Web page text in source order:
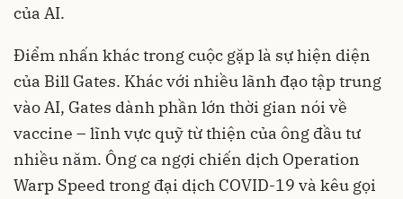
của AI.
Điểm nhấn khác trong cuộc gặp là sự hiện diện
của Bill Gates. Khác với nhiều lãnh đạo tập trung
vào AI, Gates dành phần lớn thời gian nói về
vaccine – lĩnh vực quỹ từ thiện của ông đầu tư
nhiều năm. Ông ca ngợi chiến dịch Operation
Warp Speed trong đại dịch COVID-19 và kêu gọi